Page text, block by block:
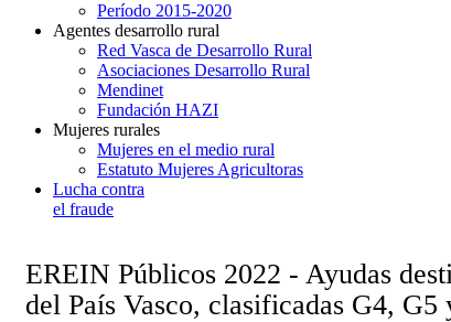
Período 2015-2020
Agentes desarrollo rural
Red Vasca de Desarrollo Rural
Asociaciones Desarrollo Rural
Mendinet
Fundación HAZI
Mujeres rurales
Mujeres en el medio rural
Estatuto Mujeres Agricultoras
Lucha contra
el fraude
EREIN Públicos 2022 - Ayudas
del País Vasco, clasificadas G4,